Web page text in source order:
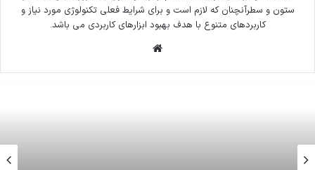
ستون و سطرآنچنان که لازم است و برای شرایط فعلی تکنولوژی مورد نیاز و
کاربردهای متنوع با هدف بهبود ابزارهای کاربردی می باشد.